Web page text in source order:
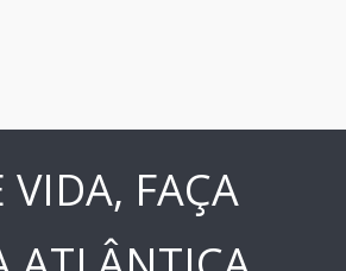
FAÇA